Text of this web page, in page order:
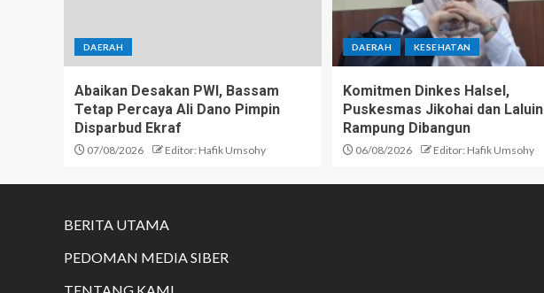
DAERAH
Abaikan Desakan PWI, Bassam
Tetap Percaya Ali Dano Pimpin
Disparbud Ekraf
07/08/2026 Editor: Hafik Umsohy
DAERAH KESEHATAN
Komitmen Dinkes Halsel,
Puskesmas Jikohai dan Laluin
Rampung Dibangun
06/08/2026 Editor: Hafik Umsohy
BERITA UTAMA
PEDOMAN MEDIA SIBER